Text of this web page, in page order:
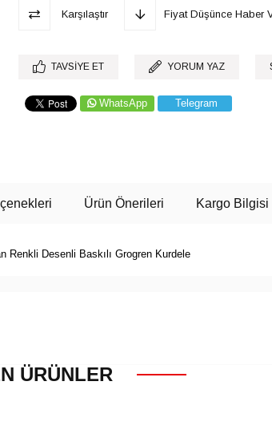
Karşılaştır Fiyat Düşünce Haber
TAVSIYE ET YORUM YAZ
WhatsApp Telegram
Ürün Önerileri Kargo Bilgisi
Desenli Baskılı Grogren Kurdele
ÜRÜNLER